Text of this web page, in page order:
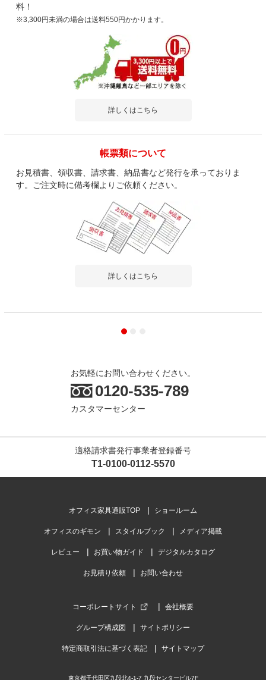
料！
※3,300円未満の場合は送料550円かかります。
詳しくはこちら
帳票類について
お見積書、領収書、請求書、納品書など発行を承っておりま
す。ご注文時に備考欄よりご依頼ください。
詳しくはこちら
お気軽にお問い合わせください。
0120-535-789
カスタマーセンター
適格請求書発行事業者登録番号
T1-0100-0112-5570
オフィス家具通販TOP ショールーム
オフィスのギモン スタイルブック メディア掲載
レビュー お買い物ガイド デジタルカタログ
お見積り依頼 お問い合わせ
コーポレートサイト 会社概要
グループ構成図 サイトポリシー
特定商取引法に基づく表記 サイトマップ
東京都千代田区九段北4-1-7 九段センタービル7F